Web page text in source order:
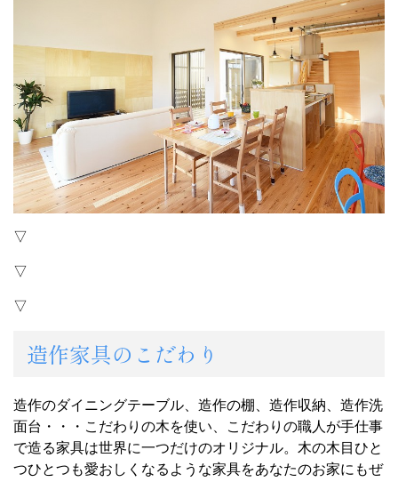
▽
▽
▽
造作家具のこだわり
造作のダイニングテーブル、造作の棚、造作収納、造作洗
面台・・・こだわりの木を使い、こだわりの職人が手仕事
で造る家具は世界に一つだけのオリジナル。木の木目ひと
つひとつも愛おしくなるような家具をあなたのお家にもぜ